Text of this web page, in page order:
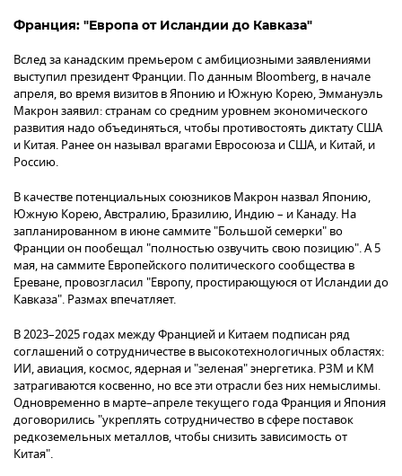
Франция: "Европа от Исландии до Кавказа"
Вслед за канадским премьером с амбициозными заявлениями
выступил президент Франции. По данным Bloomberg, в начале
апреля, во время визитов в Японию и Южную Корею, Эммануэль
Макрон заявил: странам со средним уровнем экономического
развития надо объединяться, чтобы противостоять диктату США
и Китая. Ранее он называл врагами Евросоюза и США, и Китай, и
Россию.
В качестве потенциальных союзников Макрон назвал Японию,
Южную Корею, Австралию, Бразилию, Индию – и Канаду. На
запланированном в июне саммите "Большой семерки" во
Франции он пообещал "полностью озвучить свою позицию". А 5
мая, на саммите Европейского политического сообщества в
Ереване, провозгласил "Европу, простирающуюся от Исландии до
Кавказа". Размах впечатляет.
В 2023–2025 годах между Францией и Китаем подписан ряд
соглашений о сотрудничестве в высокотехнологичных областях:
ИИ, авиация, космос, ядерная и "зеленая" энергетика. РЗМ и КМ
затрагиваются косвенно, но все эти отрасли без них немыслимы.
Одновременно в марте–апреле текущего года Франция и Япония
договорились "укреплять сотрудничество в сфере поставок
редкоземельных металлов, чтобы снизить зависимость от
Китая".